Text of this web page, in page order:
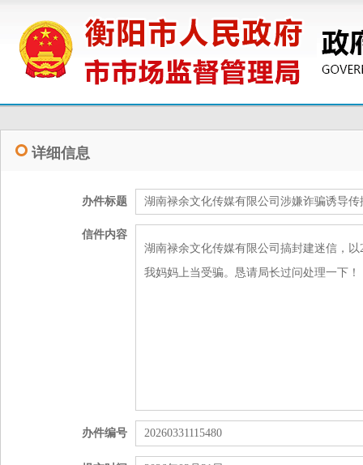
详细信息
办件标题 湖南禄余文化传媒有限公司涉嫌诈骗诱导传
信件内容
湖南禄余文化传媒有限公司搞封建迷信，
我妈妈上当受骗。恳请局长过问处理一下！
办件编号 20260331115480